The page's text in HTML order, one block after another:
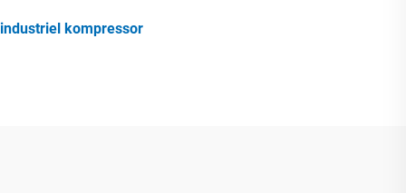
industriel kompressor